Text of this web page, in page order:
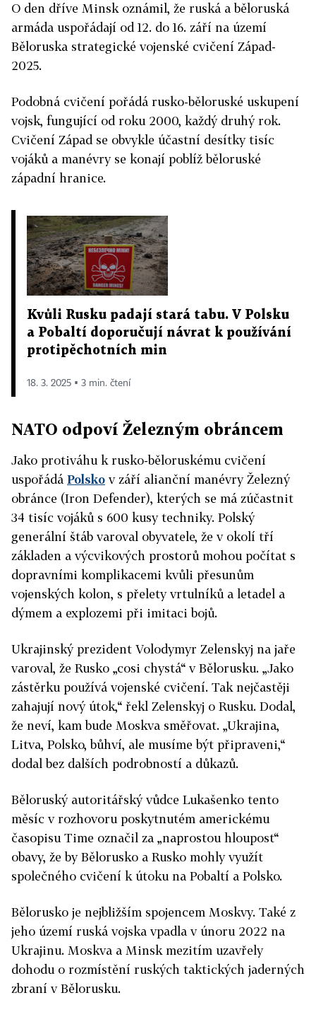
O den dříve Minsk oznámil, že ruská a běloruská
armáda uspořádají od 12. do 16. září na území
Běloruska strategické vojenské cvičení Západ-
2025.
Podobná cvičení pořádá rusko-běloruské uskupení
vojsk, fungující od roku 2000, každý druhý rok.
Cvičení Západ se obvykle účastní desítky tisíc
vojáků a manévry se konají poblíž běloruské
západní hranice.
Kvůli Rusku padají stará tabu. V Polsku
a Pobaltí doporučují návrat k používání
protipěchotních min
18. 3. 2025 ▪ 3 min. čtení
NATO odpoví Železným obráncem
Jako protiváhu k rusko-běloruskému cvičení
uspořádá Polsko v září alianční manévry Železný
obránce (Iron Defender), kterých se má zúčastnit
34 tisíc vojáků s 600 kusy techniky. Polský
generální štáb varoval obyvatele, že v okolí tří
základen a výcvikových prostorů mohou počítat s
dopravními komplikacemi kvůli přesunům
vojenských kolon, s přelety vrtulníků a letadel a
dýmem a explozemi při imitaci bojů.
Ukrajinský prezident Volodymyr Zelenskyj na jaře
varoval, že Rusko „cosi chystá“ v Bělorusku. „Jako
zástěrku používá vojenské cvičení. Tak nejčastěji
zahajují nový útok,“ řekl Zelenskyj o Rusku. Dodal,
že neví, kam bude Moskva směřovat. „Ukrajina,
Litva, Polsko, bůhví, ale musíme být připraveni,“
dodal bez dalších podrobností a důkazů.
Běloruský autoritářský vůdce Lukašenko tento
měsíc v rozhovoru poskytnutém americkému
časopisu Time označil za „naprostou hloupost“
obavy, že by Bělorusko a Rusko mohly využít
společného cvičení k útoku na Pobaltí a Polsko.
Bělorusko je nejbližším spojencem Moskvy. Také z
jeho území ruská vojska vpadla v únoru 2022 na
Ukrajinu. Moskva a Minsk mezitím uzavřely
dohodu o rozmístění ruských taktických jaderných
zbraní v Bělorusku.